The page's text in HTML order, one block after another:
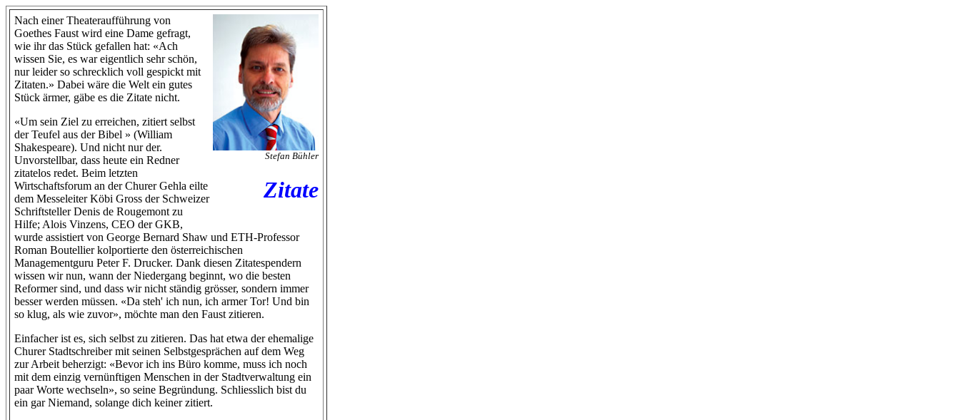
Stefan Bühler
Zitate
Nach einer Theateraufführung von
Goethes Faust wird eine Dame gefragt,
wie ihr das Stück gefallen hat: «Ach
wissen Sie, es war eigentlich sehr schön,
nur leider so schrecklich voll gespickt mit
Zitaten.» Dabei wäre die Welt ein gutes
Stück ärmer, gäbe es die Zitate nicht.
«Um sein Ziel zu erreichen, zitiert selbst
der Teufel aus der Bibel » (William
Shakespeare). Und nicht nur der.
Unvorstellbar, dass heute ein Redner
zitatelos redet. Beim letzten
Wirtschaftsforum an der Churer Gehla eilte
dem Messeleiter Köbi Gross der Schweizer
Schriftsteller Denis de Rougemont zu
Hilfe; Alois Vinzens, CEO der GKB,
wurde assistiert von George Bernard Shaw und ETH-Professor
Roman Boutellier kolportierte den österreichischen
Managementguru Peter F. Drucker. Dank diesen Zitatespendern
wissen wir nun, wann der Niedergang beginnt, wo die besten
Reformer sind, und dass wir nicht ständig grösser, sondern immer
besser werden müssen. «Da steh' ich nun, ich armer Tor! Und bin
so klug, als wie zuvor», möchte man den Faust zitieren.
Einfacher ist es, sich selbst zu zitieren. Das hat etwa der ehemalige
Churer Stadtschreiber mit seinen Selbstgesprächen auf dem Weg
zur Arbeit beherzigt: «Bevor ich ins Büro komme, muss ich noch
mit dem einzig vernünftigen Menschen in der Stadtverwaltung ein
paar Worte wechseln», so seine Begründung. Schliesslich bist du
ein gar Niemand, solange dich keiner zitiert.